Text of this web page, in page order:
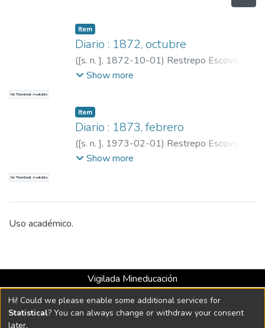
No Thumbnail Available
Item
Diario : 1872, octubre
([s. n. ], 1872-10-01) Restrepo Escovar,
Pedro Antonio, 1815-1899
Show more
No Thumbnail Available
Item
Diario : 1873, febrero
([s. n. ], 1973-02-01) Restrepo Escovar,
Pedro Antonio, 1815-1899
Show more
Uso académico.
Vigilada Mineducación
Universidad con Acreditación Institucional hasta 2026 -
Resolución MEN 2158 de 2018
Hi! Could we please enable some additional services for
Statistical? You can always change or withdraw your consent
later.